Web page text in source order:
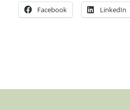
Facebook LinkedIn